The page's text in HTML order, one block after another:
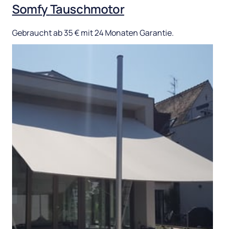
Somfy Tauschmotor
Gebraucht ab 35 € mit 24 Monaten Garantie.